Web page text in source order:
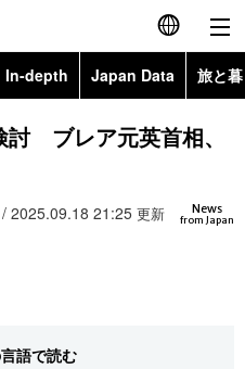
English
简体字
In-depth Japan Data 旅と
Topics
ブレア元英首相、
News
from Japan
2025.09.18 21:25 更新
語で読む